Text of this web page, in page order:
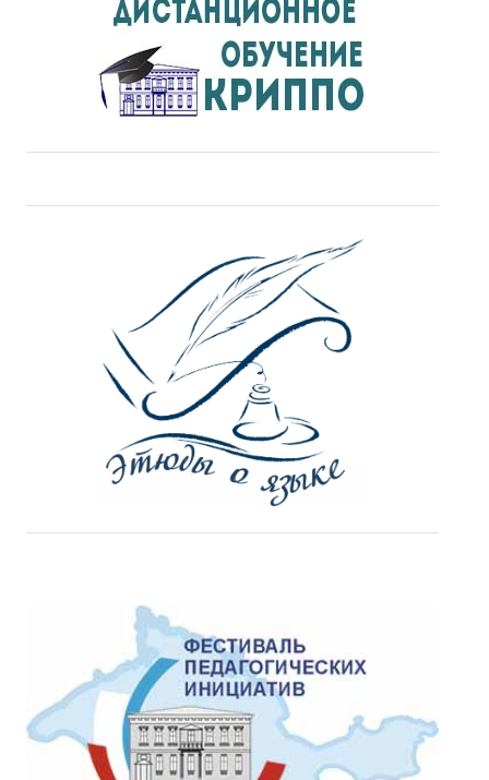
Профессиональная переподготовка
Повышение квалификации